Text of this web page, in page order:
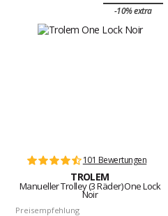
-10% extra
101 Bewertungen
TROLEM
Manueller Trolley (3 Räder) One Lock
Noir
Preisempfehlung